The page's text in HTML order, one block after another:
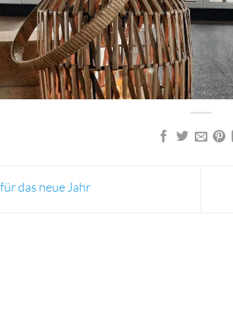
das neue Jahr